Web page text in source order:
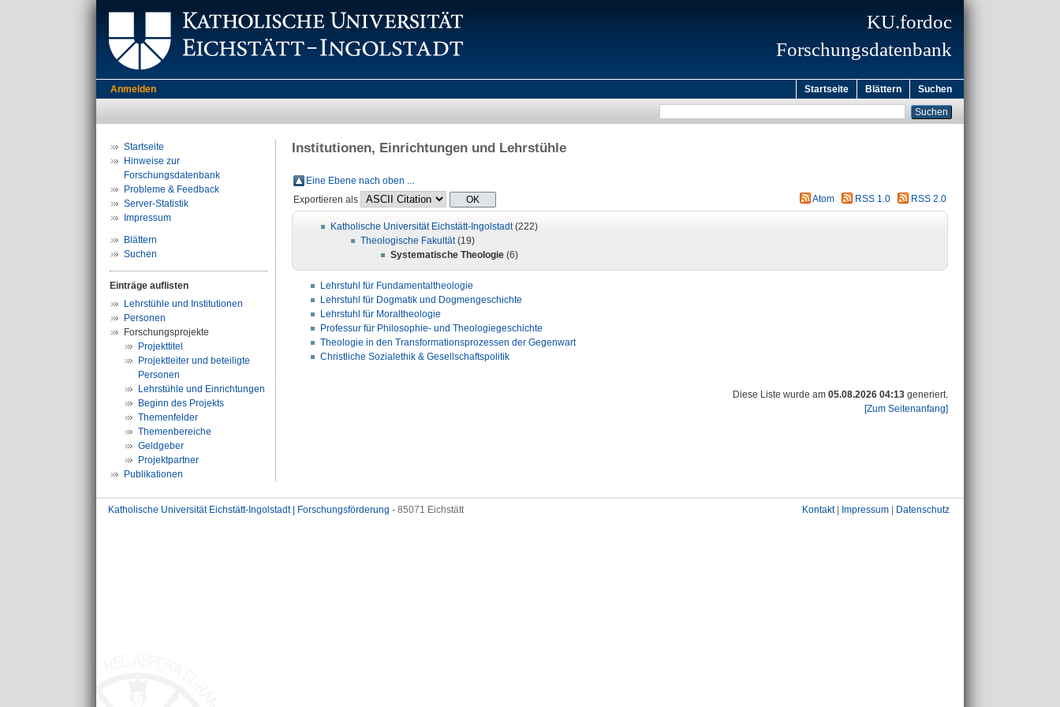
KU.fordoc
Forschungsdatenbank
Anmelden Startseite Blättern Suchen
Startseite
Hinweise zur
Forschungsdatenbank
Probleme & Feedback
Server-Statistik
Impressum
Blättern
Suchen
Einträge auflisten
Lehrstühle und Institutionen
Personen
Forschungsprojekte
Projekttitel
Projektleiter und beteiligte
Personen
Lehrstühle und Einrichtungen
Beginn des Projekts
Themenfelder
Themenbereiche
Geldgeber
Projektpartner
Publikationen
Institutionen, Einrichtungen und Lehrstühle
Eine Ebene nach oben ...
Exportieren als
Atom RSS 1.0 RSS 2.0
Katholische Universität Eichstätt-Ingolstadt(222)
Theologische Fakultät(19)
Systematische Theologie (6)
Lehrstuhl für Fundamentaltheologie
Lehrstuhl für Dogmatik und Dogmengeschichte
Lehrstuhl für Moraltheologie
Professur für Philosophie- und Theologiegeschichte
Theologie in den Transformationsprozessen der Gegenwart
Christliche Sozialethik & Gesellschaftspolitik
Diese Liste wurde am 05.08.2026 04:13 generiert.
[Zum Seitenanfang]
Katholische Universität Eichstätt-Ingolstadt | Forschungsförderung - 85071 Eichstätt Kontakt| Impressum Datenschutz